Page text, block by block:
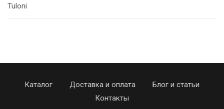
Tuloni
Каталог Доставка и оплата
Блог и статьи
Контакты